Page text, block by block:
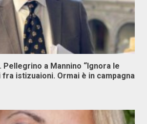
Pellegrino a Mannino “Ignora le
istizuaioni. Ormai è in campagna